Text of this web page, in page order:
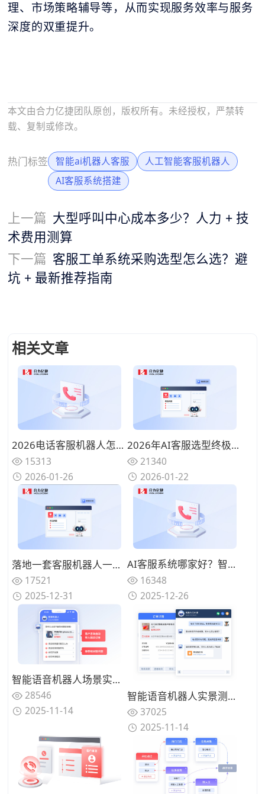
理、市场策略辅导等，从而实现服务效率与服务
深度的双重提升。
本文由合力亿捷团队原创，版权所有。未经授权，严禁转
载、复制或修改。
热门标签 智能ai机器人客服
人工智能客服机器人
AI客服系统搭建
上一篇 大型呼叫中心成本多少？人力 + 技
术费用测算
下一篇 客服工单系统采购选型怎么选？避
坑 + 最新推荐指南
相关文章
2026电话客服机器人怎么选？AI时代从技术底座到落地运营的全景评测（主流厂商深度对比）
15313
2026-01-26
2026年AI客服选型终极指南：十家主流厂商深度评测与落地实战图谱
21340
2026-01-22
落地一套客服机器人一般多少钱？极具性价比的3家客户联络服务商价格对比
17521
2025-12-31
AI客服系统哪家好？智能对话能力、转人工策略、运营效率对比推荐
16348
2025-12-26
智能语音机器人场景实测：在景区、医疗、政务等真实业务环境中，5家主流厂商方案效果对比
28546
2025-11-14
智能语音机器人实景测试：5家主流厂商在真实业务场景中的表现对比，谁家方案经得起检验？
37025
2025-11-14